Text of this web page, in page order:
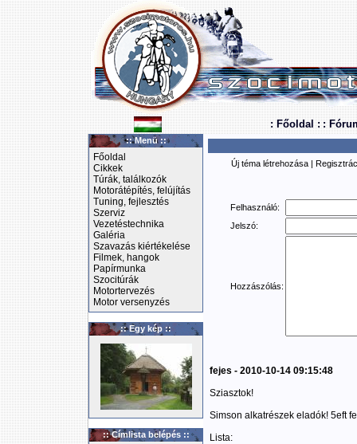
: Főoldal : :
:: Menü ::
Főoldal
Cikkek
Túrák, találkozók
Motorátépítés, felújítás
Tuning, fejlesztés
Szerviz
Vezetéstechnika
Galéria
Szavazás kiértékelése
Filmek, hangok
Papírmunka
Szocitúrák
Motortervezés
Motor versenyzés
:: Egy kép ::
:: Címlista belépés ::
Új téma létrehozása |
Felhasználó:
Jelszó:
Hozzászólás:
fejes - 2010-10-14 09:15:48
Sziasztok!
Simson alkatrészek eladók! 5eft
Lista: